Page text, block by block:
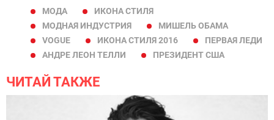
МОДА
ИКОНА СТИЛЯ
МОДНАЯ ИНДУСТРИЯ
МИШЕЛЬ ОБАМА
VOGUE
ИКОНА СТИЛЯ 2016
ПЕРВАЯ ЛЕДИ
АНДРЕ ЛЕОН ТЕЛЛИ
ПРЕЗИДЕНТ США
ЧИТАЙ ТАКЖЕ